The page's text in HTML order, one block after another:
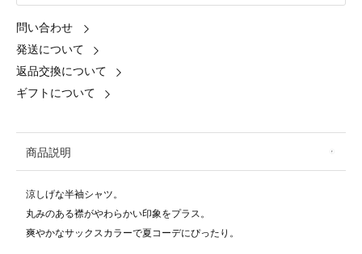
問い合わせ
発送について
返品交換について
ギフトについて
商品説明
涼しげな半袖シャツ。
丸みのある襟がやわらかい印象をプラス。
爽やかなサックスカラーで夏コーデにぴったり。